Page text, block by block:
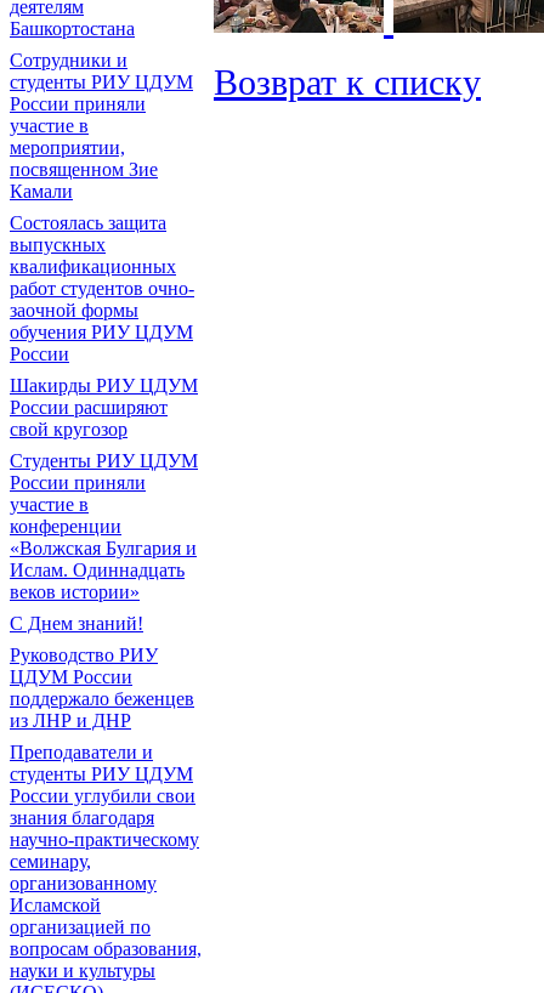
деятелям
Башкортостана
Сотрудники и
студенты РИУ ЦДУМ
России приняли
участие в
мероприятии,
посвященном Зие
Камали
Состоялась защита
выпускных
квалификационных
работ студентов очно-
заочной формы
обучения РИУ ЦДУМ
России
Шакирды РИУ ЦДУМ
России расширяют
свой кругозор
Студенты РИУ ЦДУМ
России приняли
участие в
конференции
«Волжская Булгария и
Ислам. Одиннадцать
веков истории»
С Днем знаний!
Руководство РИУ
ЦДУМ России
поддержало беженцев
из ЛНР и ДНР
Преподаватели и
студенты РИУ ЦДУМ
России углубили свои
знания благодаря
научно-практическому
семинару,
организованному
Исламской
организацией по
вопросам образования,
науки и культуры
Возврат к списку